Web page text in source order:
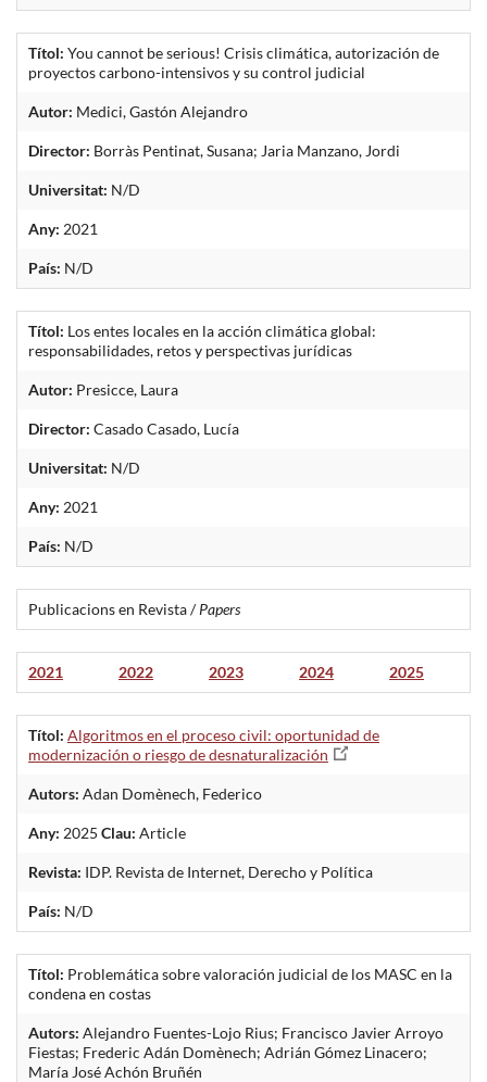
Títol: You cannot be serious! Crisis climática, autorización de
proyectos carbono-intensivos y su control judicial
Autor: Medici, Gastón Alejandro
Director: Borràs Pentinat, Susana; Jaria Manzano, Jordi
Universitat: N/D
Any: 2021
País: N/D
Títol: Los entes locales en la acción climática global:
responsabilidades, retos y perspectivas jurídicas
Autor: Presicce, Laura
Director: Casado Casado, Lucía
Universitat: N/D
Any: 2021
País: N/D
Publicacions en Revista /Papers
2021 2022 2023 2024 2025
Títol: Algoritmos en el proceso civil: oportunidad de
modernización o riesgo de desnaturalización
Autors: Adan Domènech, Federico
Any: 2025 Clau: Article
Revista: IDP. Revista de Internet, Derecho y Política
País: N/D
Títol: Problemática sobre valoración judicial de los MASC en la
condena en costas
Autors: Alejandro Fuentes-Lojo Rius; Francisco Javier Arroyo
Fiestas; Frederic Adán Domènech; Adrián Gómez Linacero;
María José Achón Bruñén